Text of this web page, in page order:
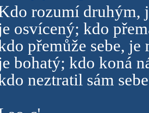
rozumí druhým,
osvícený; kdo
přemůže sebe,
bohatý; kdo koná
neztratil sám